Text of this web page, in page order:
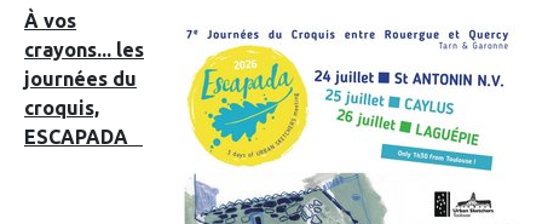
À vos
crayons... les
journées du
croquis,
ESCAPADA